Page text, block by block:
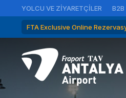
YOLCU VE ZIYARETÇILER B2B
FTA Exclusive Online